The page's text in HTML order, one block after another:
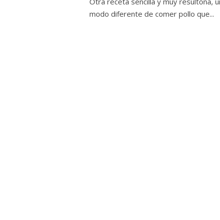
modo diferente de comer pollo que...